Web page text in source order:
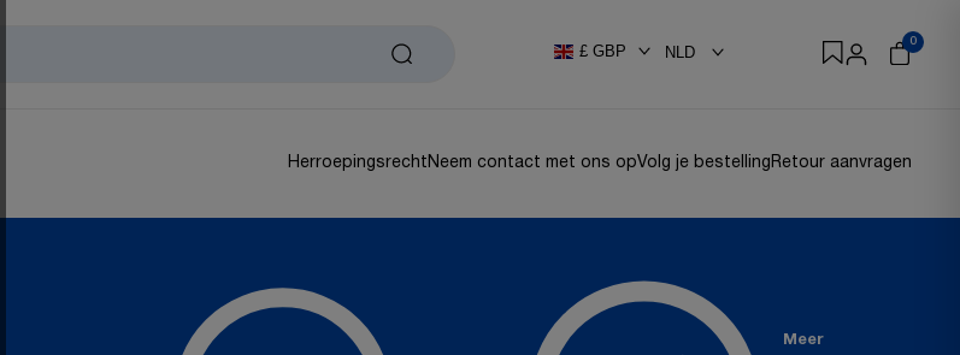
£ GBP NLD
0
Herroepingsrecht Neem contact met ons opVolg je bestelling Retour aanvragen
Meer